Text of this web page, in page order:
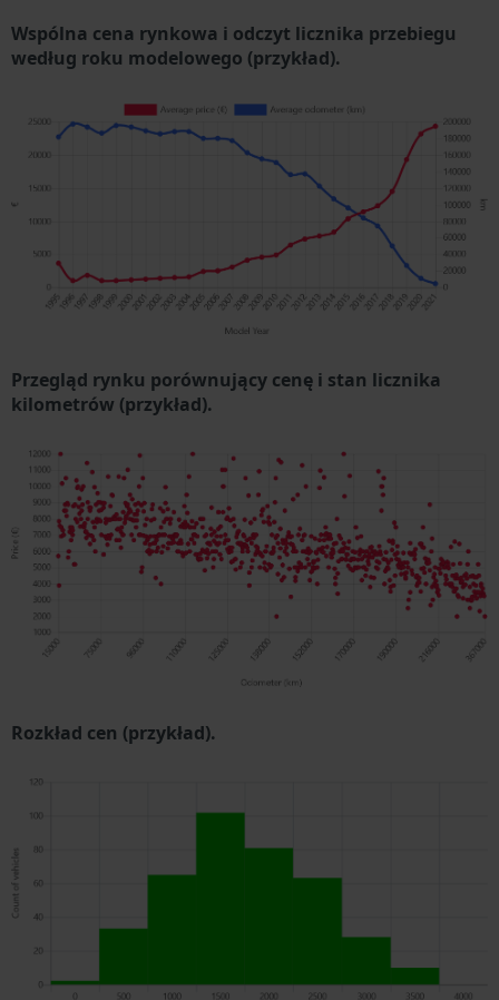
Wspólna cena rynkowa i odczyt licznika przebiegu
według roku modelowego (przykład).
Przegląd rynku porównujący cenę i stan licznika
kilometrów (przykład).
Rozkład cen (przykład).